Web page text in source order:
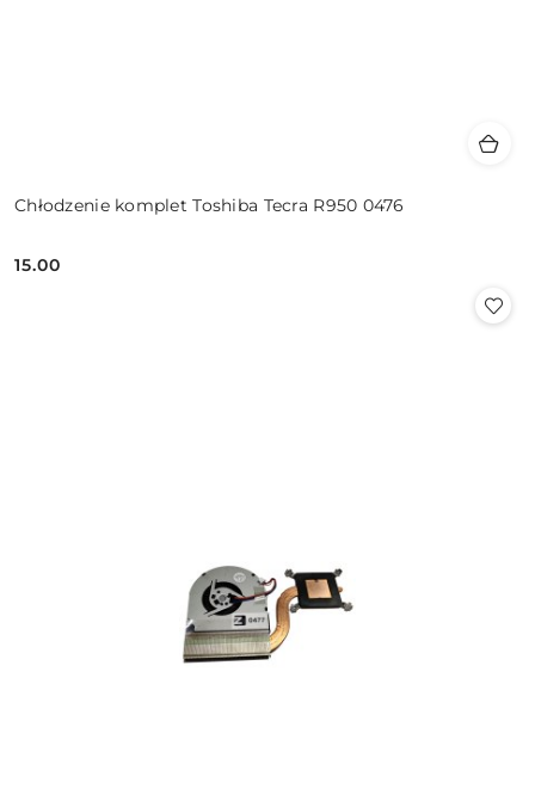
Chłodzenie komplet Toshiba Tecra R950 0476
Cena:
15.00